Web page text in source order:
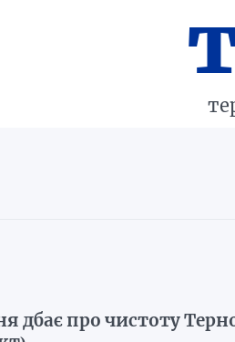
дбає про чистоту